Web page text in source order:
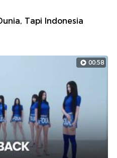
Tapi Indonesia
00:58